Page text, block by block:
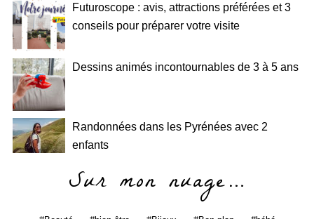
Futuroscope : avis, attractions préférées et 3
conseils pour préparer votre visite
Dessins animés incontournables de 3 à 5 ans
Randonnées dans les Pyrénées avec 2
enfants
Sur mon nuage…